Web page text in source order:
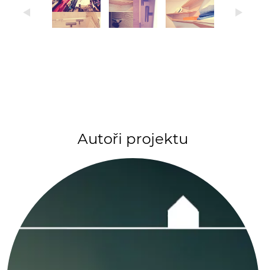
Autoři projektu